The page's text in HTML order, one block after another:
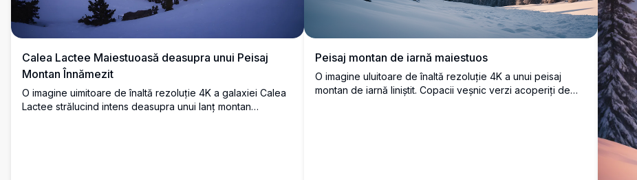
Calea Lactee Maiestuoasă deasupra unui Peisaj
Montan Înnămezit
O imagine uimitoare de înaltă rezoluție 4K a galaxiei Calea
Lactee strălucind intens deasupra unui lanț montan
Peisaj montan de iarnă maiestuos
O imagine uluitoare de înaltă rezoluție 4K a unui peisaj
montan de iarnă liniștit. Copacii veșnic verzi acoperiți de